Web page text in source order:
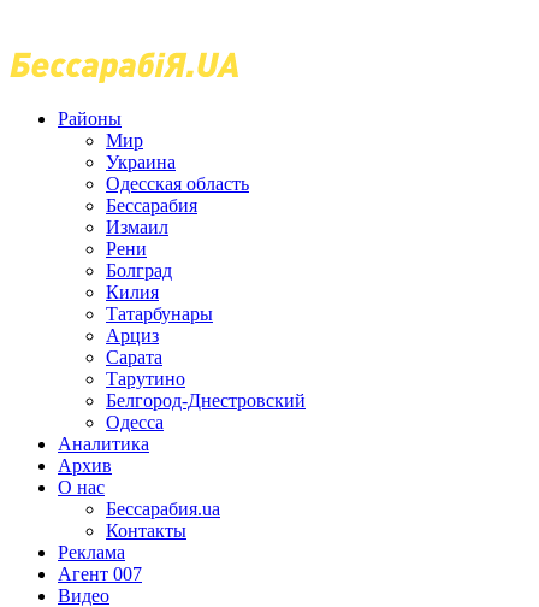
Районы
Мир
Украина
Одесская область
Бессарабия
Измаил
Рени
Болград
Килия
Татарбунары
Арциз
Сарата
Тарутино
Белгород-Днестровский
Одесса
Аналитика
Архив
О нас
Бессарабия.ua
Контакты
Реклама
Агент 007
Видео